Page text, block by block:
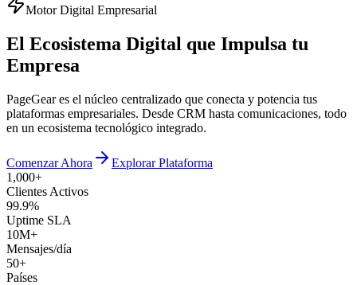
Motor Digital Empresarial
El Ecosistema Digital que Impulsa tu
Empresa
PageGear es el núcleo centralizado que conecta y potencia tus
plataformas empresariales. Desde CRM hasta comunicaciones, todo
en un ecosistema tecnológico integrado.
Comenzar Ahora
Explorar Plataforma
1,000+
Clientes Activos
99.9%
Uptime SLA
10M+
Mensajes/día
50+
Países